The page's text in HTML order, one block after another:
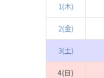
1(木)
2(金)
3(土)
4(日)